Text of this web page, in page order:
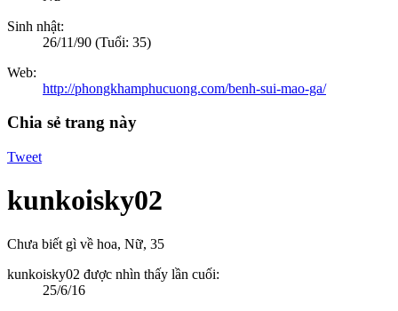
Sinh nhật:
26/11/90 (Tuổi: 35)
Web:
http://phongkhamphucuong.com/benh-sui-mao-ga/
Chia sẻ trang này
Tweet
kunkoisky02
Chưa biết gì về hoa, Nữ, 35
kunkoisky02 được nhìn thấy lần cuối:
25/6/16